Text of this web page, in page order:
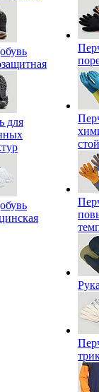
для